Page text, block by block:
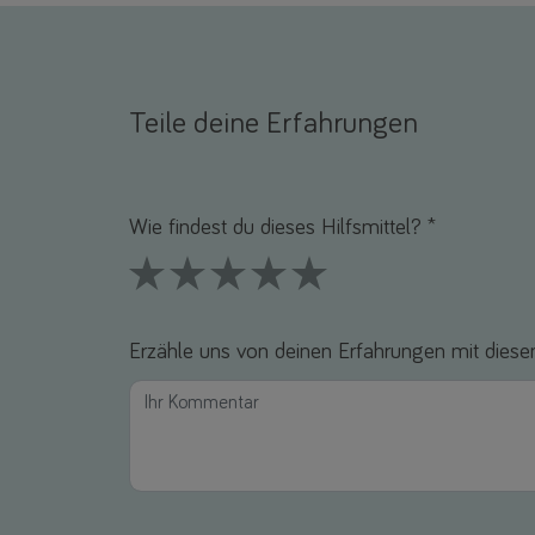
Teile deine Erfahrungen
Wie findest du dieses Hilfsmittel? *
Erzähle uns von deinen Erfahrungen mit